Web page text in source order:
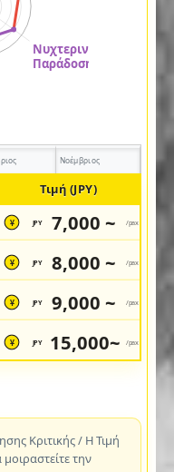
Νοέμβριος
Τιμή (JPY)
¥ JPY 7,000 ~ /pax
¥ JPY 8,000 ~ /pax
¥ JPY 9,000 ~ /pax
¥ JPY 15,000~ /pax
Κριτικής / Η Τιμή
μοιραστείτε την